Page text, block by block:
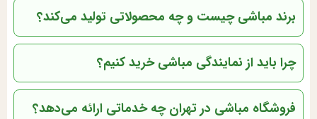
برند مباشی چیست و چه محصولاتی تولید می‌کند؟
چرا باید از نمایندگی مباشی خرید کنیم؟
فروشگاه مباشی در تهران چه خدماتی ارائه می‌دهد؟